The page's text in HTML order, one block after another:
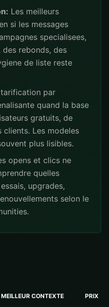
Les meilleurs
si les messages
specialisees,
rebonds, des
de liste reste
par
quand la base
gratuits, de
clients. Les modeles
plus lisibles.
opens et clics ne
quelles
upgrades,
selon le
MEILLEUR CONTEXTE PRIX